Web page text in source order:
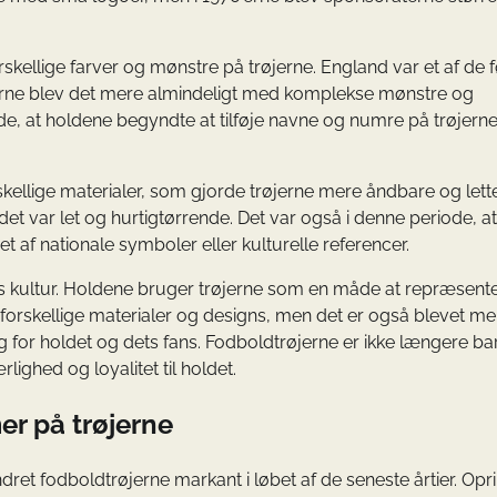
farver og mønstre på trøjerne. England var et af de
blev det mere almindeligt med komplekse mønstre og
at holdene begyndte at tilføje navne og numre på
materialer, som gjorde trøjerne mere åndbare og
var let og hurtigtørrende. Det var også i denne periode,
af nationale symboler eller kulturelle referencer.
Holdene bruger trøjerne som en måde at
materialer og designs, men det er også blevet
holdet og dets fans. Fodboldtrøjerne er ikke længere
og loyalitet til holdet.
på trøjerne
fodboldtrøjerne markant i løbet af de seneste årtier.